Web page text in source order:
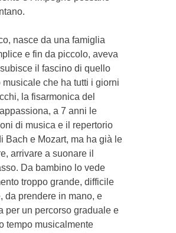
nasce da una famiglia
e fin da piccolo, aveva
il fascino di quello
musicale che ha tutti i giorni
la fisarmonica del
a 7 anni le
di musica e il repertorio
Bach e Mo­zart, ma ha già le
arrivare a suonare il
Da bambino lo vede
troppo grande, difficile
da prendere in ma­no, e
per un percorso graduale e
tempo musicalmente